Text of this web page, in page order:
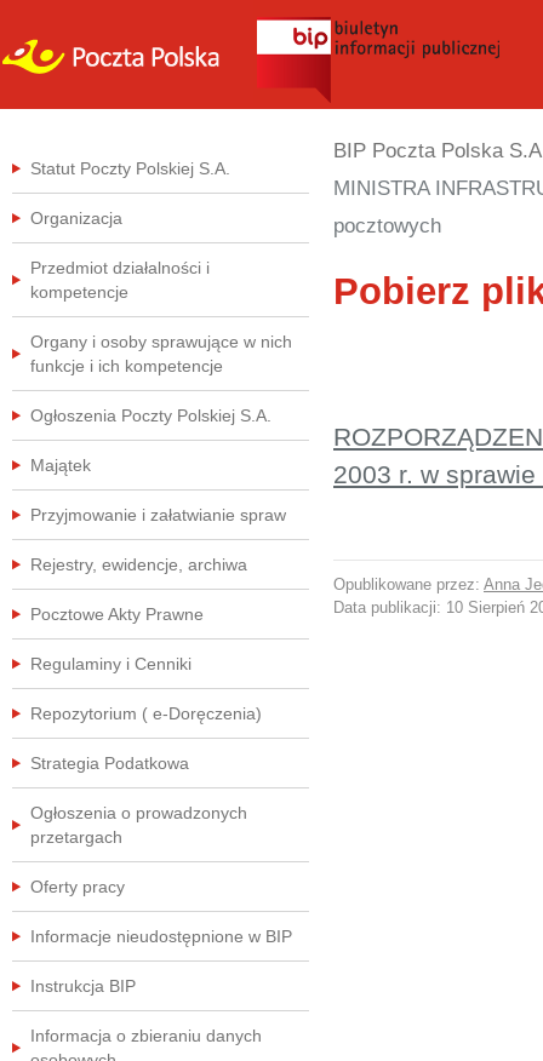
BIP Poczta Polska
MINISTRA
pocztowych
Pobierz
2003 r. w
Opublikowane przez: Anna
Data publikacji: 10 Sierpień
Statut Poczty Polskiej S.A.
Organizacja
Przedmiot działalności i
kompetencje
Organy i osoby sprawujące w nich
funkcje i ich kompetencje
Ogłoszenia Poczty Polskiej S.A.
Majątek
Przyjmowanie i załatwianie spraw
Rejestry, ewidencje, archiwa
Pocztowe Akty Prawne
Regulaminy i Cenniki
Repozytorium ( e-Doręczenia)
Strategia Podatkowa
Ogłoszenia o prowadzonych
przetargach
Oferty pracy
Informacje nieudostępnione w BIP
Instrukcja BIP
Informacja o zbieraniu danych